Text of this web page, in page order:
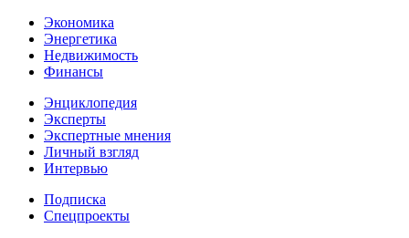
Экономика
Энергетика
Недвижимость
Финансы
Энциклопедия
Эксперты
Экспертные мнения
Личный взгляд
Интервью
Подписка
Спецпроекты